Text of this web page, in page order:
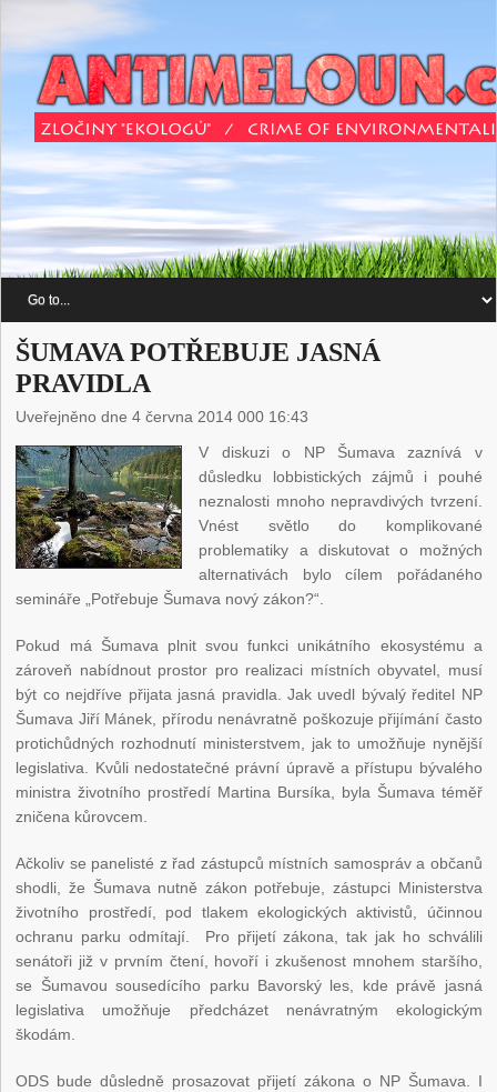
ŠUMAVA POTŘEBUJE JASNÁ
PRAVIDLA
Uveřejněno dne 4 června 2014 000 16:43
V diskuzi o NP Šumava zaznívá v
důsledku lobbistických zájmů i pouhé
neznalosti mnoho nepravdivých tvrzení.
Vnést světlo do komplikované
problematiky a diskutovat o možných
alternativách bylo cílem pořádaného
semináře „Potřebuje Šumava nový zákon?“.
Pokud má Šumava plnit svou funkci unikátního ekosystému a
zároveň nabídnout prostor pro realizaci místních obyvatel, musí
být co nejdříve přijata jasná pravidla. Jak uvedl bývalý ředitel NP
Šumava Jiří Mánek, přírodu nenávratně poškozuje přijímání často
protichůdných rozhodnutí ministerstvem, jak to umožňuje nynější
legislativa. Kvůli nedostatečné právní úpravě a přístupu bývalého
ministra životního prostředí Martina Bursíka, byla Šumava téměř
zničena kůrovcem.
Ačkoliv se panelisté z řad zástupců místních samospráv a občanů
shodli, že Šumava nutně zákon potřebuje, zástupci Ministerstva
životního prostředí, pod tlakem ekologických aktivistů, účinnou
ochranu parku odmítají. Pro přijetí zákona, tak jak ho schválili
senátoři již v prvním čtení, hovoří i zkušenost mnohem staršího,
se Šumavou sousedícího parku Bavorský les, kde právě jasná
legislativa umožňuje předcházet nenávratným ekologickým
škodám.
ODS bude důsledně prosazovat přijetí zákona o NP Šumava. I